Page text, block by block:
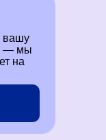
вашу
— мы
на